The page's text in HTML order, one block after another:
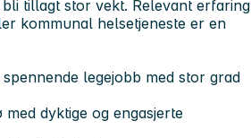
tillagt stor vekt. Relevant erfaring
kommunal helsetjeneste er en
legejobb med stor grad
med dyktige og engasjerte